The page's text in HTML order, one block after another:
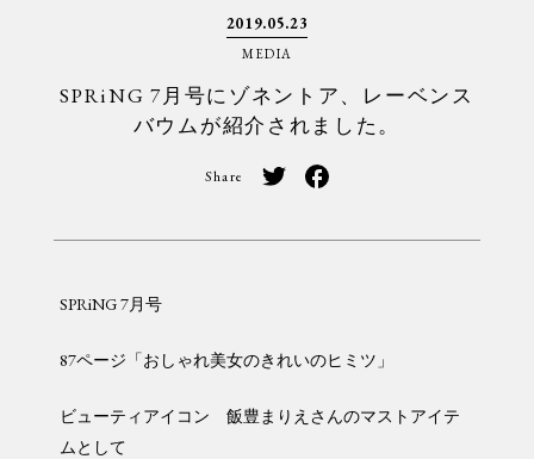
2019.05.23
MEDIA
SPRiNG 7月号にゾネントア、レーベンス
バウムが紹介されました。
Share
SPRiNG 7月号
87ページ「おしゃれ美女のきれいのヒミツ」
ビューティアイコン 飯豊まりえさんのマストアイテ
ムとして